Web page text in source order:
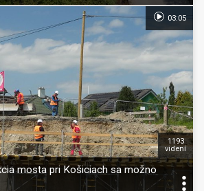
mosta pri Košiciach sa možno
1193
videní
03:05